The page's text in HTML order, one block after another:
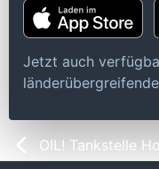
Jetzt auch
OIL! Tankstelle